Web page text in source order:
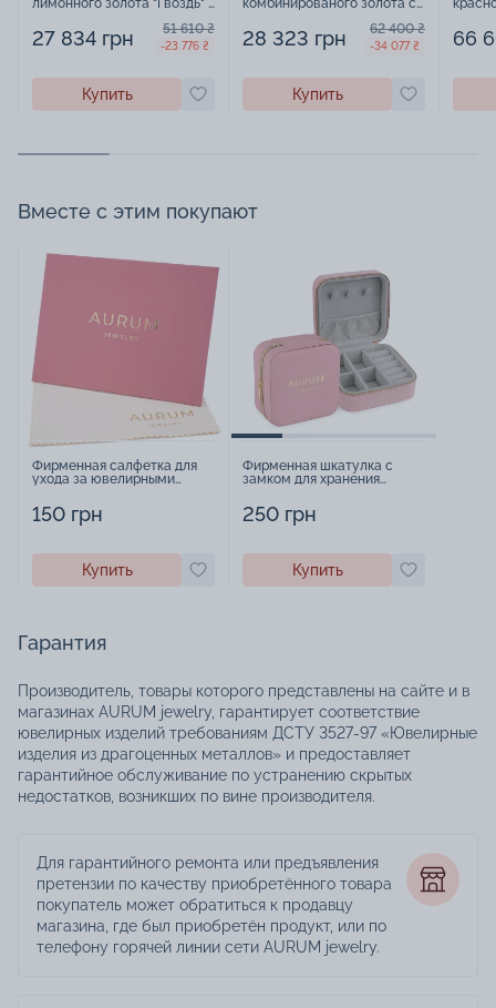
27 834 грн 51 610 ₴
-23 776 ₴
Купить
28 323 грн 62 400 ₴
-34 077 ₴
Купить
66
Вместе с этим покупают
Фирменная салфетка для
ухода за ювелирными
150 грн
Купить
Фирменная шкатулка с
замком для хранения
250 грн
Купить
Гарантия
Производитель, товары которого представлены на сайте и в
магазинах AURUM jewelry, гарантирует соответствие
ювелирных изделий требованиям ДСТУ 3527-97 «Ювелирные
изделия из драгоценных металлов» и предоставляет
гарантийное обслуживание по устранению скрытых
недостатков, возникших по вине производителя.
Для гарантийного ремонта или предъявления
претензии по качеству приобретённого товара
покупатель может обратиться к продавцу
магазина, где был приобретён продукт, или по
телефону горячей линии сети AURUM jewelry.